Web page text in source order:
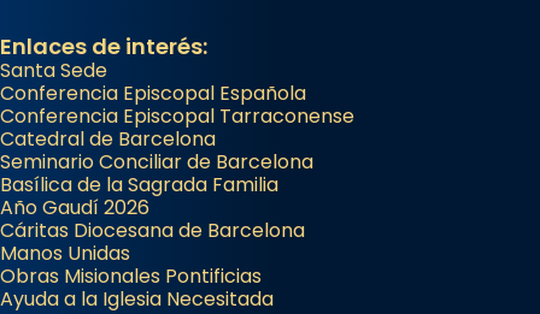
Enlaces de interés:
Santa Sede
Conferencia Episcopal Española
Conferencia Episcopal Tarraconense
Catedral de Barcelona
Seminario Conciliar de Barcelona
Basílica de la Sagrada Familia
Año Gaudí 2026
Cáritas Diocesana de Barcelona
Manos Unidas
Obras Misionales Pontificias
Ayuda a la Iglesia Necesitada